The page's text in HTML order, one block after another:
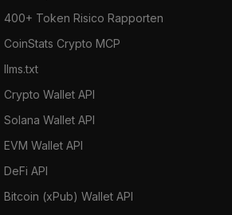
400+ Token Risico Rapporten
CoinStats Crypto MCP
llms.txt
Crypto Wallet API
Solana Wallet API
EVM Wallet API
DeFi API
Bitcoin (xPub) Wallet API